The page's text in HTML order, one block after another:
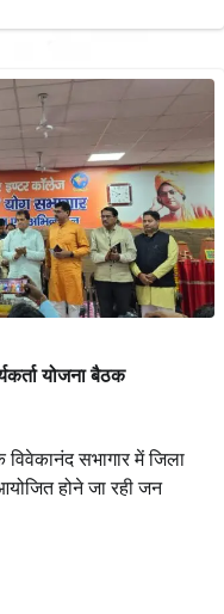
योजना बैठक
सभागार में जिला
आयोजित होने जा रही जन